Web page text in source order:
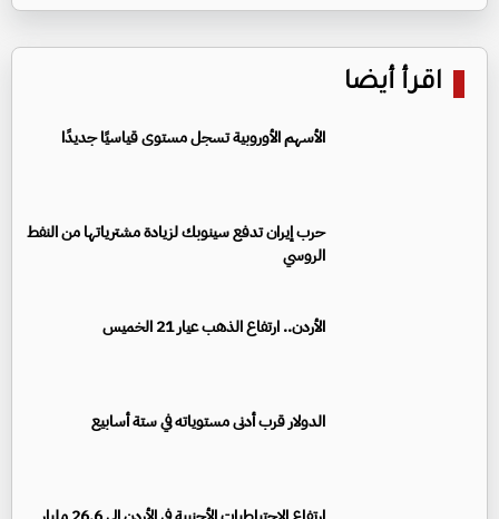
اقرأ أيضا
الأسهم الأوروبية تسجل مستوى قياسيًا جديدًا
حرب إيران تدفع سينوبك لزيادة مشترياتها من النفط
الروسي
الأردن.. ارتفاع الذهب عيار 21 الخميس
الدولار قرب أدنى مستوياته في ستة أسابيع